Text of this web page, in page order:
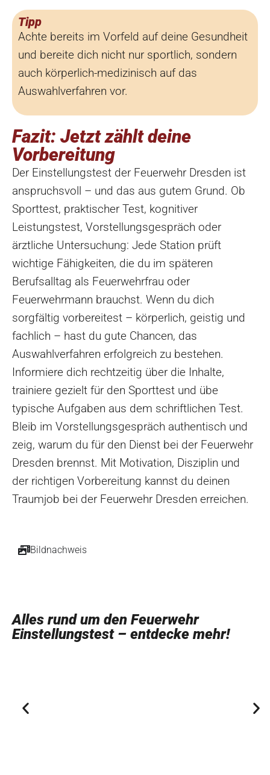
Tipp
Achte bereits im Vorfeld auf deine Gesundheit
und bereite dich nicht nur sportlich, sondern
auch körperlich-medizinisch auf das
Auswahlverfahren vor.
Fazit: Jetzt zählt deine
Vorbereitung
Der Einstellungstest der Feuerwehr Dresden ist
anspruchsvoll – und das aus gutem Grund. Ob
Sporttest, praktischer Test, kognitiver
Leistungstest, Vorstellungsgespräch oder
ärztliche Untersuchung: Jede Station prüft
wichtige Fähigkeiten, die du im späteren
Berufsalltag als Feuerwehrfrau oder
Feuerwehrmann brauchst. Wenn du dich
sorgfältig vorbereitest – körperlich, geistig und
fachlich – hast du gute Chancen, das
Auswahlverfahren erfolgreich zu bestehen.
Informiere dich rechtzeitig über die Inhalte,
trainiere gezielt für den Sporttest und übe
typische Aufgaben aus dem schriftlichen Test.
Bleib im Vorstellungsgespräch authentisch und
zeig, warum du für den Dienst bei der Feuerwehr
Dresden brennst. Mit Motivation, Disziplin und
der richtigen Vorbereitung kannst du deinen
Traumjob bei der Feuerwehr Dresden erreichen.
Bildnachweis
Alles rund um den Feuerwehr
Einstellungstest – entdecke mehr!